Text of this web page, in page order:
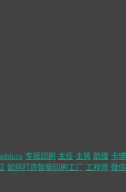
专版印刷 主任 主管 助理 卡
如何打造智能印刷工厂 工程师 微